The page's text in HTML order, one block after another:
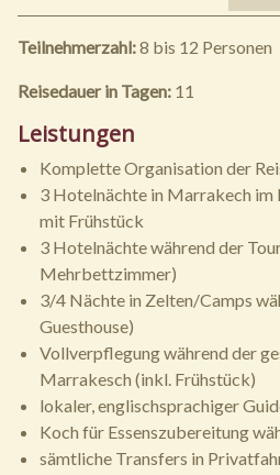
Teilnehmerzahl:8 bis 12 Personen
Reisedauer in Tagen: 11
Leistungen
Komplette Organisation der
3 Hotelnächte in Marrakech im
mit Frühstück
3 Hotelnächte während der
Mehrbettzimmer)
3/4 Nächte in Zelten/Camps
Guesthouse)
Vollverpflegung während der
Marrakesch (inkl. Frühstück)
lokaler, englischsprachiger
Koch für Essenszubereitung
sämtliche Transfers in